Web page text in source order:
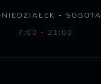
- SOBOTA
7:00 - 21:00